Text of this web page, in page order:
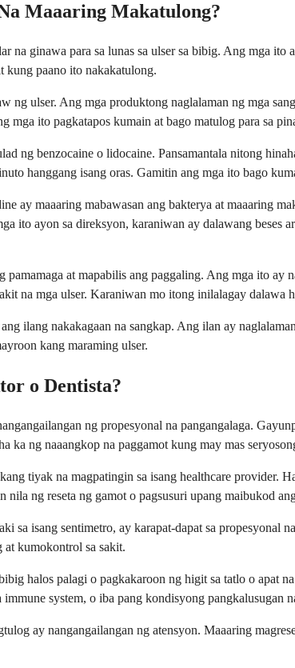
Maaaring Makatulong?
ginawa para sa lunas sa ulser sa bibig. Ang mga
kung paano ito nakakatulong.
ng ulser. Ang mga produktong naglalaman ng mga
ito pagkatapos kumain at bago matulog para sa
ng benzocaine o lidocaine. Pansamantala nitong
hanggang isang oras. Gamitin ang mga ito bago
ay maaaring mabawasan ang bakterya at maaaring
ito ayon sa direksyon, karaniwan ay dalawang beses
at mapabilis ang paggaling. Ang mga ito
na mga ulser. Karaniwan mo itong inilalagay dalawa
ilang nakakagaan na sangkap. Ang ilan ay
kang maraming ulser.
o Dentista?
ng propesyonal na pangangalaga.
ng naaangkop na paggamot kung may mas
tiyak na magpatingin sa isang healthcare provider.
ng reseta ng gamot o pagsusuri upang maibukod
sa isang sentimetro, ay karapat-dapat sa propesyonal
at kumokontrol sa sakit.
halos palagi o pagkakaroon ng higit sa tatlo o apat
system, o iba pang kondisyong pangkalusugan
ay nangangailangan ng atensyon. Maaaring